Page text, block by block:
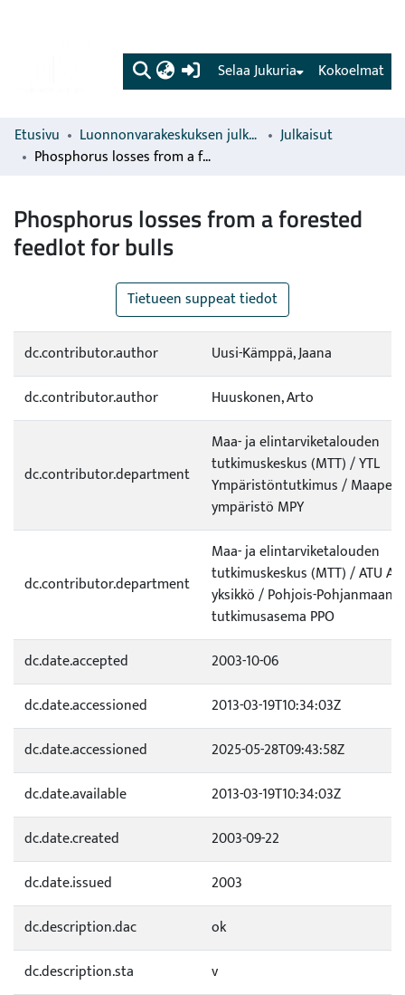
(current) Kokoelmat
Selaa Jukuria
Etusivu Luonnonvarakeskuksen julkaisut
Julkaisut
Phosphorus losses from a forested feedlot for bulls
Phosphorus losses from a forested
feedlot for bulls
Tietueen suppeat tiedot
dc.contributor.author
Uusi-Kämppä, Jaana
dc.contributor.author
Huuskonen, Arto
dc.contributor.department
Maa- ja elintarviketalouden
tutkimuskeskus (MTT) / YTL
Ympäristöntutkimus /
ympäristö MPY
dc.contributor.department
Maa- ja elintarviketalouden
tutkimuskeskus (MTT) / ATU
yksikkö / Pohjois-Pohjanmaan
tutkimusasema PPO
dc.date.accepted
2003-10-06
dc.date.accessioned
2013-03-19T10:34:03Z
dc.date.accessioned
2025-05-28T09:43:58Z
dc.date.available
2013-03-19T10:34:03Z
dc.date.created
2003-09-22
dc.date.issued
2003
dc.description.dac
ok
dc.description.sta
v